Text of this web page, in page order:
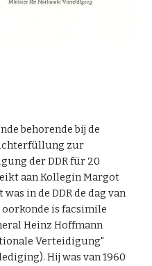
behorende bij de
zur
der DDR für 20
aan Kollegin Margot
was in de DDR de dag van
is facsimile
Heinz Hoffmann
Verteidigung"
Hij was van 1960